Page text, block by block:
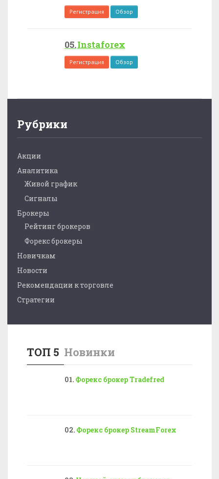
Регистрация Обзор
Instaforex
Регистрация Обзор
Рубрики
Акции
Аналитика
Живой график
Сигналы
Брокеры
Рейтинг брокеров
Форекс брокеры
Новичкам
Новости
Рекомендации к торговле
Стратегии
ТОП 5 Новинки
Форекс брокер Tradefred
Форекс брокер StreamForex